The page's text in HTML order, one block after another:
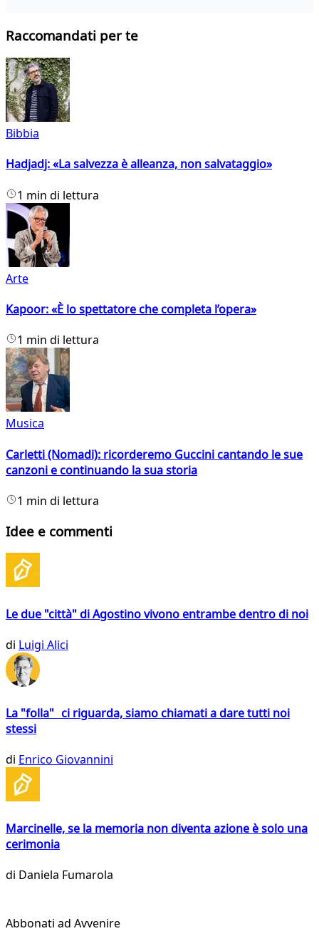
Raccomandati per te
Bibbia
Hadjadj: «La salvezza è alleanza, non salvataggio»
1 min di lettura
Arte
Kapoor: «È lo spettatore che completa l’opera»
1 min di lettura
Musica
Carletti (Nomadi): ricorderemo Guccini cantando le sue
canzoni e continuando la sua storia
1 min di lettura
Idee e commenti
Le due "città" di Agostino vivono entrambe dentro di noi
di Luigi Alici
La "folla" ci riguarda, siamo chiamati a dare tutti noi
stessi
di Enrico Giovannini
Marcinelle, se la memoria non diventa azione è solo una
cerimonia
di Daniela Fumarola
Abbonati ad Avvenire